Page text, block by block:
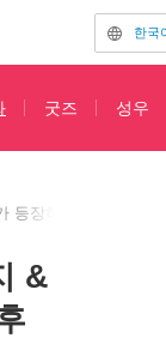
한국
굿즈 성우
장하는 ‘먼작귀’ ×
&